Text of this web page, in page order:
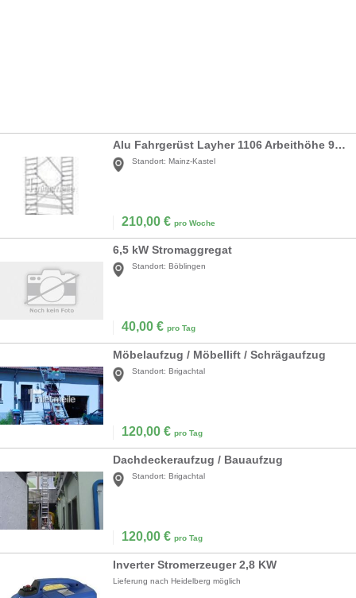
Alu Fahrgerüst Layher 1106 Arbeithöhe 9.6m
Standort: Mainz-Kastel
210,00 € pro Woche
6,5 kW Stromaggregat
Standort: Böblingen
40,00 € pro Tag
Möbelaufzug / Möbellift / Schrägaufzug
Standort: Brigachtal
120,00 € pro Tag
Dachdeckeraufzug / Bauaufzug
Standort: Brigachtal
120,00 € pro Tag
Inverter Stromerzeuger 2,8 KW
Lieferung nach Heidelberg möglich